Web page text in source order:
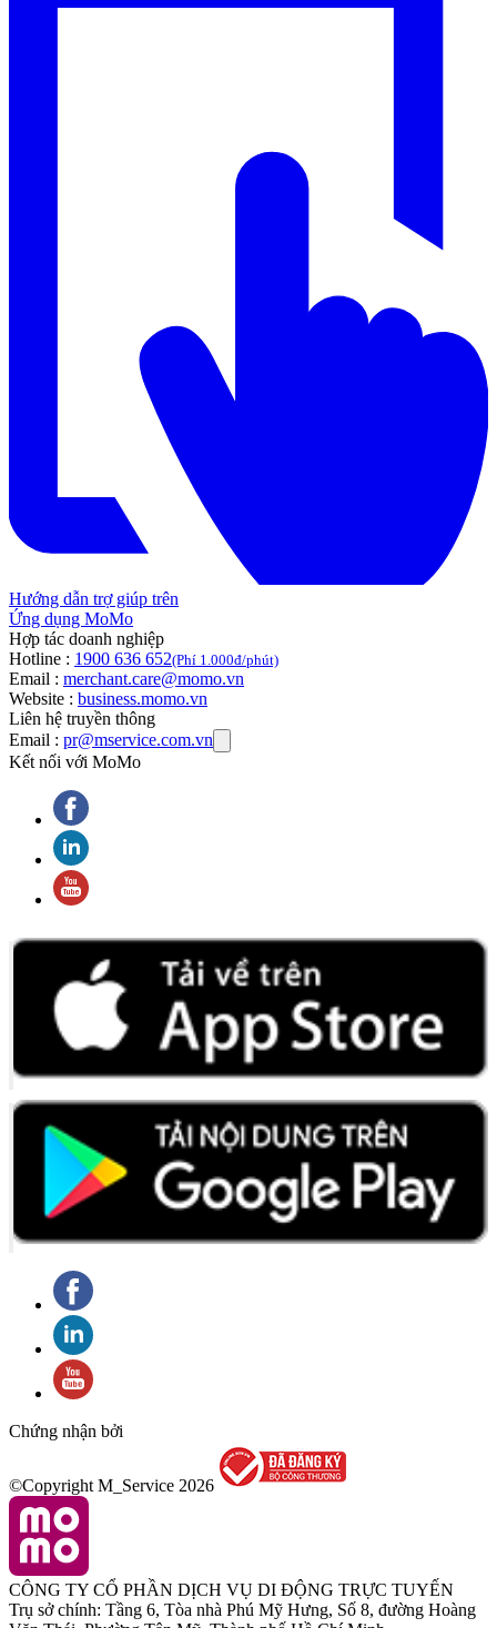
Hướng dẫn trợ giúp trên
Ứng dụng MoMo
Hợp tác doanh nghiệp
Hotline : 1900 636 652(Phí 1.000đ/phút)
Email : merchant.care@momo.vn
Website : business.momo.vn
Liên hệ truyền thông
Email : pr@mservice.com.vn
Kết nối với MoMo
Chứng nhận bởi
©Copyright M_Service 2026
CÔNG TY CỔ PHẦN DỊCH VỤ DI ĐỘNG TRỰC TUYẾN
Trụ sở chính: Tầng 6, Tòa nhà Phú Mỹ Hưng, Số 8, đường Hoàng